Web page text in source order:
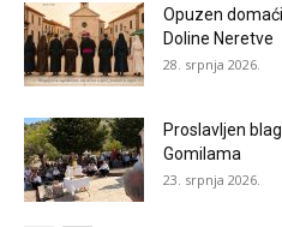
Opuzen
Doline Neretve
28. srpnja 2026.
Proslavljen
Gomilama
23. srpnja 2026.